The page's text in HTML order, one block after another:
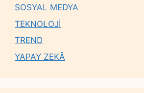
SOSYAL MEDYA
TEKNOLOJİ
TREND
YAPAY ZEKÂ